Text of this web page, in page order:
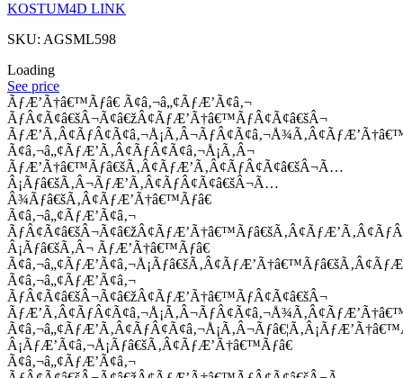
KOSTUM4D LINK
SKU: AGSML598
Loading
See price
ÃƒÆ’Ã†â€™Ãƒâ€ Ã¢â‚¬â„¢ÃƒÆ’Ã¢â‚¬
ÃƒÂ¢Ã¢â€šÂ¬Ã¢â€žÂ¢ÃƒÆ’Ã†â€™ÃƒÂ¢Ã¢â€šÂ¬
Ã¢â‚¬â„¢ÃƒÆ’Ã‚Â¢ÃƒÂ¢Ã¢â‚¬Å¡Ã‚Â¬
ÃƒÆ’Ã†â€™Ãƒâ€šÃ‚Â¢ÃƒÆ’Ã‚Â¢ÃƒÂ¢Ã¢â€šÂ¬Ã…
Â¡Ãƒâ€šÃ‚Â¬ÃƒÆ’Ã‚Â¢ÃƒÂ¢Ã¢â€šÂ¬Ã…
Â¾Ãƒâ€šÃ‚Â¢ÃƒÆ’Ã†â€™Ãƒâ€
Ã¢â‚¬â„¢ÃƒÆ’Ã¢â‚¬
Â¡Ãƒâ€šÃ‚Â¬ ÃƒÆ’Ã†â€™Ãƒâ€
Ã¢â‚¬â„¢ÃƒÆ’Ã¢â‚¬
ÃƒÂ¢Ã¢â€šÂ¬Ã¢â€žÂ¢ÃƒÆ’Ã†â€™ÃƒÂ¢Ã¢â€šÂ¬
Â¡ÃƒÆ’Ã¢â‚¬Å¡Ãƒâ€šÃ‚Â¢ÃƒÆ’Ã†â€™Ãƒâ€
Ã¢â‚¬â„¢ÃƒÆ’Ã¢â‚¬